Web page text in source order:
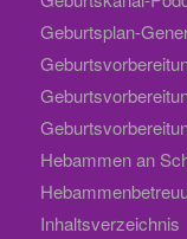
Geburtsplan-
Hebammen an
Inhaltsverzeichnis